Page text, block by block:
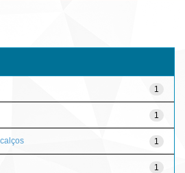
1
1
1
1